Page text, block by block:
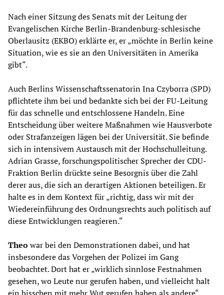
Nach einer Sitzung des Senats mit der Leitung der
Evangelischen Kirche Berlin-Brandenburg-schlesische
Oberlausitz (EKBO) erklärte er, er „möchte in Berlin keine
Situation, wie es sie an den Universitäten in Amerika
gibt“.
Auch Berlins Wissenschaftssenatorin Ina Czyborra (SPD)
pflichtete ihm bei und bedankte sich bei der FU-Leitung
für das schnelle und entschlossene Handeln. Eine
Entscheidung über weitere Maßnahmen wie Hausverbote
oder Strafanzeigen lägen bei der Universität. Sie befinde
sich in intensivem Austausch mit der Hochschulleitung.
Adrian Grasse, forschungspolitischer Sprecher der CDU-
Fraktion Berlin drückte seine Besorgnis über die Zahl
derer aus, die sich an derartigen Aktionen beteiligen. Er
halte es in dem Kontext für „richtig, dass wir mit der
Wiedereinführung des Ordnungsrechts auch politisch auf
diese Entwicklungen reagieren.“
Theo war bei den Demonstrationen dabei, und hat
insbesondere das Vorgehen der Polizei im Gang
beobachtet. Dort hat er „wirklich sinnlose Festnahmen
gesehen, wo Leute nur gerufen haben, und vielleicht halt